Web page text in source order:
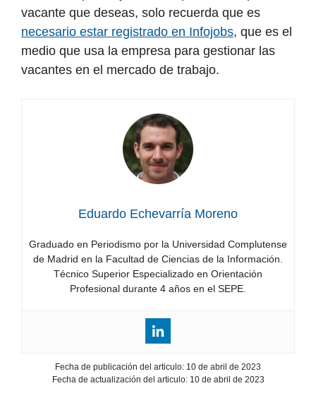
vacante que deseas, solo recuerda que es
necesario estar registrado en Infojobs, que es el
medio que usa la empresa para gestionar las
vacantes en el mercado de trabajo.
Eduardo Echevarría Moreno
Graduado en Periodismo por la Universidad Complutense
de Madrid en la Facultad de Ciencias de la Información.
Técnico Superior Especializado en Orientación
Profesional durante 4 años en el SEPE.
Fecha de publicación del articulo: 10 de abril de 2023
Fecha de actualización del articulo: 10 de abril de 2023